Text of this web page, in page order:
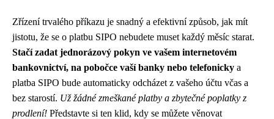
Zřízení trvalého příkazu je snadný a efektivní způsob, jak mít
jistotu, že se o platbu SIPO nebudete muset každý měsíc starat.
Stačí zadat jednorázový pokyn ve vašem internetovém
bankovnictví, na pobočce vaší banky nebo telefonicky a
platba SIPO bude automaticky odcházet z vašeho účtu včas a
bez starostí. Už žádné zmeškané platby a zbytečné poplatky z
prodlení! Představte si ten klid, kdy se můžete věnovat